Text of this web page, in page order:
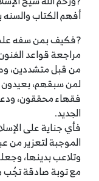
أفهم الكتاب
?فكيف بمن سفه
مراجعة قواعد
من قبل متشددين،
لمن سبقهم، بعيدون
فقهاء محققون،
الجديد.
فأي جناية على
الموجبة لتعزير من
وتلاعب بدينها،
مع توبة صادقة تجُب